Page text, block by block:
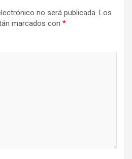
no será publicada. Los
marcados con *